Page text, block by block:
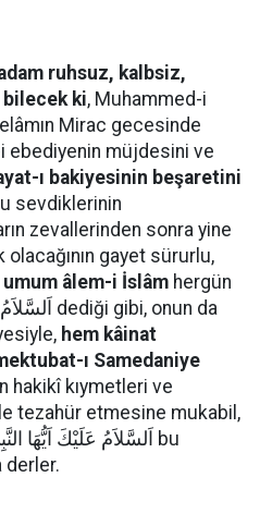
ruhsuz, kalbsiz,
bilecek ki, Muhammed-i
Mirac gecesinde
ebediyenin müjdesini ve
ı bakiyesinin beşaretini
sevdiklerinin
zevallerinden sonra yine
gayet sürurlu,
âlem-i İslâm hergün
hem kâinat
ı Samedaniye
hakikî kıymetleri ve
tezahür etmesine mukabil,
derler.